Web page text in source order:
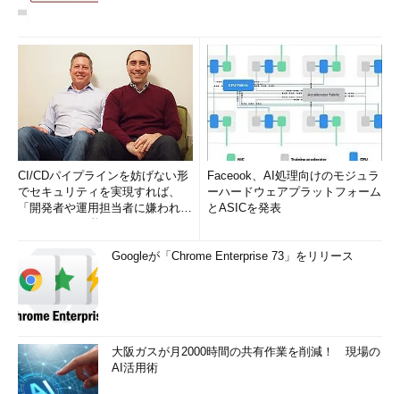
CI/CDパイプラインを妨げない形
でセキュリティを実現すれば、
「開発者や運用担当者に嫌われな
Faceook、AI処理向けのモジュラ
ーハードウェアプラットフォーム
とASICを発表
Googleが「Chrome Enterprise 73」をリリース
大阪ガスが月2000時間の共有作業を削減！ 現場の
AI活用術